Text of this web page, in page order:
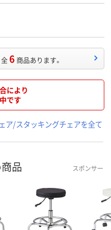
全6 商品あります。
により
です
ア/スタッキングチェアを全て
品 スポンサー